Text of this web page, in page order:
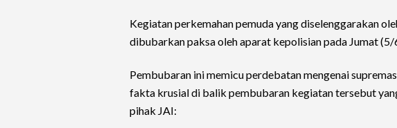
Kegiatan perkemahan pemuda yang diselenggarakan
dibubarkan paksa oleh aparat kepolisian pada Jumat
Pembubaran ini memicu perdebatan mengenai
fakta krusial di balik pembubaran kegiatan tersebut
pihak JAI: